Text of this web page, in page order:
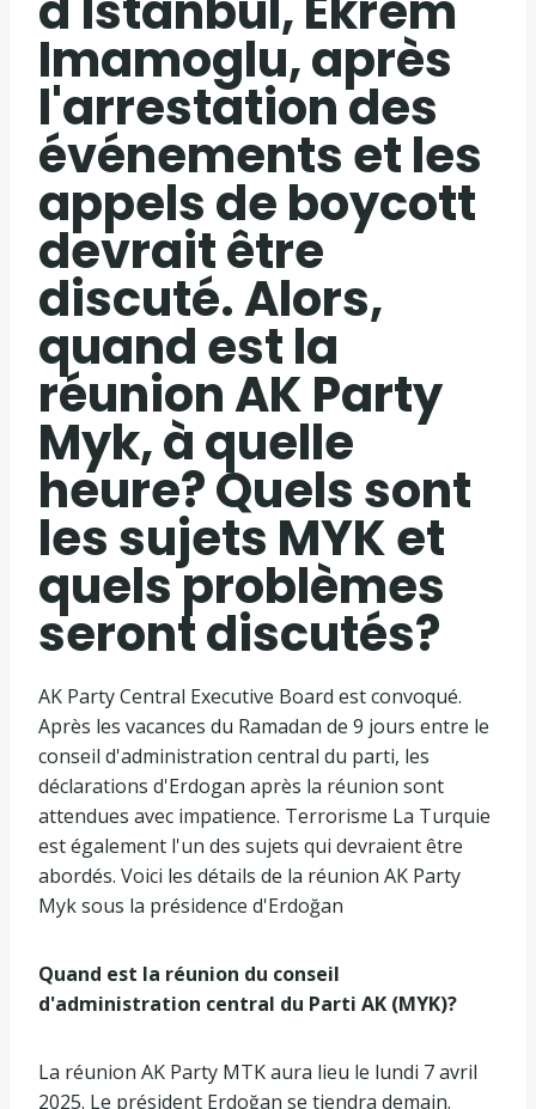
Imamoglu, après
l'arrestation des
événements et les
appels de boycott
devrait être
discuté. Alors,
quand est la
réunion AK Party
Myk, à quelle
heure? Quels sont
les sujets MYK et
quels problèmes
seront discutés?
AK Party Central Executive Board est convoqué.
Après les vacances du Ramadan de 9 jours entre le
conseil d'administration central du parti, les
déclarations d'Erdogan après la réunion sont
attendues avec impatience. Terrorisme La Turquie
est également l'un des sujets qui devraient être
abordés. Voici les détails de la réunion AK Party
Myk sous la présidence d'Erdoğan
Quand est la réunion du conseil
d'administration central du Parti AK (MYK)?
La réunion AK Party MTK aura lieu le lundi 7 avril
2025. Le président Erdoğan se tiendra demain.